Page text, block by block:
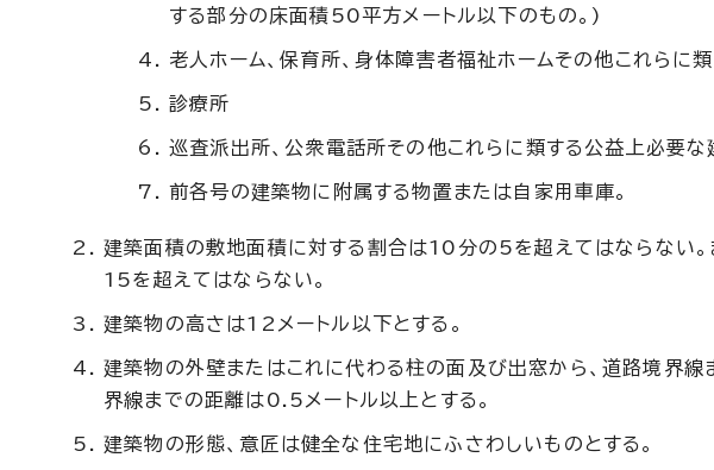
する部分の床面積50平方メートル以下のもの。)
老人ホーム、保育所、身体障害者福祉ホームその他これらに類
診療所
巡査派出所、公衆電話所その他これらに類する公益上必要な
前各号の建築物に附属する物置または自家用車庫。
建築面積の敷地面積に対する割合は10分の5を超えてはならない
15を超えてはならない。
建築物の高さは12メートル以下とする。
建築物の外壁またはこれに代わる柱の面及び出窓から、道路境界線
界線までの距離は0.5メートル以上とする。
建築物の形態、意匠は健全な住宅地にふさわしいものとする。